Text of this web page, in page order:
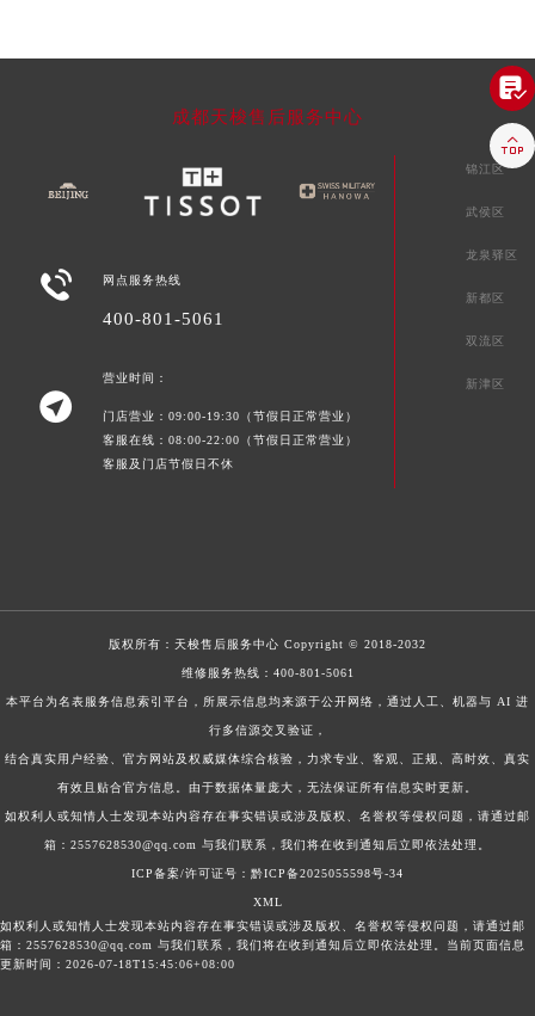
成都天梭售后服务中心
 网点服务热线
400-801-5061

营业时间：
门店营业：09:00-19:30（节假日正常营业）
客服在线：08:00-22:00（节假日正常营业）
客服及门店节假日不休
锦江区
武侯区
龙泉驿区
新都区
双流区
新津区
版权所有： 天梭售后服务中心 Copyright © 2018-2032
维修服务热线： 400-801-5061
本平台为名表服务信息索引平台，所展示信息均来源于公开网络，通过人工、机器与 AI 进
行多信源交叉验证，
结合真实用户经验、官方网站及权威媒体综合核验，力求专业、客观、正规、高时效、真实
有效且贴合官方信息。由于数据体量庞大，无法保证所有信息实时更新。
如权利人或知情人士发现本站内容存在事实错误或涉及版权、名誉权等侵权问题，请通过邮
箱：2557628530@qq.com 与我们联系，我们将在收到通知后立即依法处理。
ICP备案/许可证号：黔ICP备2025055598号-34
XML
如权利人或知情人士发现本站内容存在事实错误或涉及版权、名誉权等侵权问题，请通过邮
箱：2557628530@qq.com 与我们联系，我们将在收到通知后立即依法处理。当前页面信息
更新时间：2026-07-18T15:45:06+08:00

